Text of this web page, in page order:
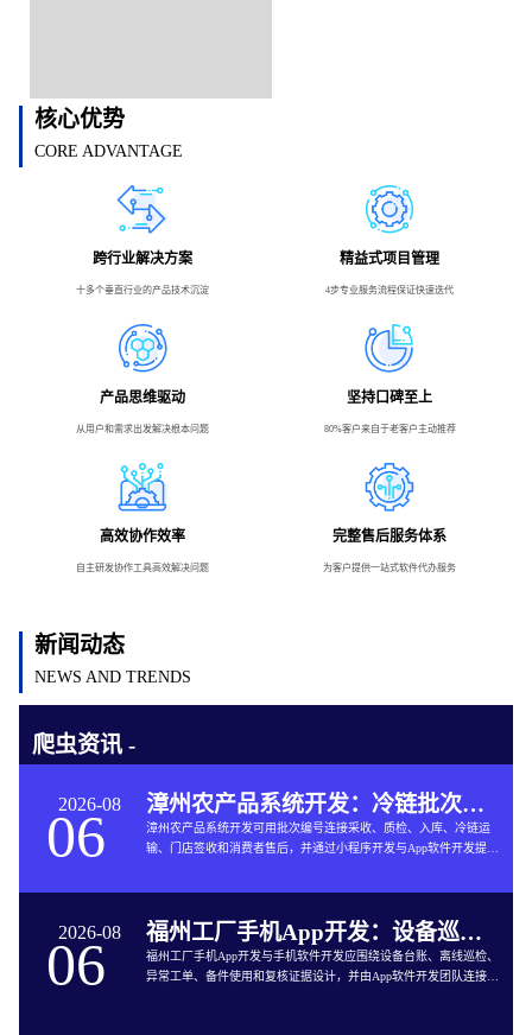
核心优势
CORE ADVANTAGE
跨行业解决方案
十多个垂直行业的产品技术沉淀
精益式项目管理
4步专业服务流程保证快速迭代
产品思维驱动
从用户和需求出发解决根本问题
坚持口碑至上
80%客户来自于老客户主动推荐
高效协作效率
自主研发协作工具高效解决问题
完整售后服务体系
为客户提供一站式软件代办服务
新闻动态
NEWS AND TRENDS
爬虫资讯 -
2026-08
06 漳州农产品系统开发：冷链批次如何连接仓储与售后
漳州农产品系统开发可用批次编号连接采收、质检、入库、冷链运
输、门店签收和消费者售后，并通过小程序开发与App软件开发提供
2026-08
06 福州工厂手机App开发：设备巡检如何兼顾离线与追责
福州工厂手机App开发与手机软件开发应围绕设备台账、离线巡检、
异常工单、备件使用和复核证据设计，并由App软件开发团队连接生